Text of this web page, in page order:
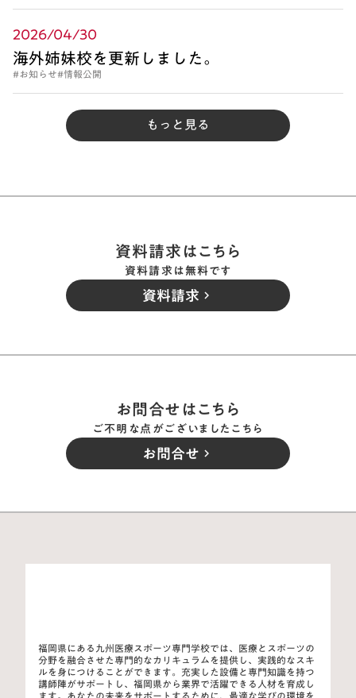
2026/04/30
海外姉妹校を更新しました。
#お知らせ#情報公開
もっと見る
資料請求はこちら
資料請求は無料です
資料請求 keyboard_arrow_right
お問合せはこちら
ご不明な点がございましたこちら
お問合せ keyboard_arrow_right
福岡県にある九州医療スポーツ専門学校では、医療とスポーツの
分野を融合させた専門的なカリキュラムを提供し、実践的なスキ
ルを身につけることができます。充実した設備と専門知識を持つ
講師陣がサポートし、福岡県から業界で活躍できる人材を育成し